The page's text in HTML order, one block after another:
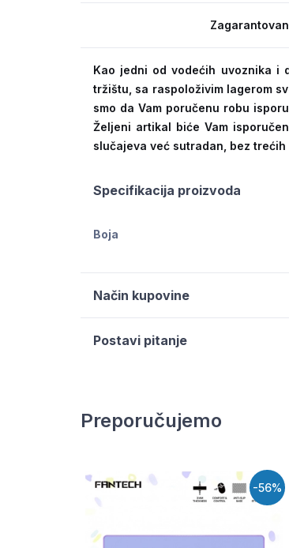
Kao jedni od vodećih uvoznika i
tržištu, sa raspoloživim lagerom
smo da Vam poručenu robu
Željeni artikal biće Vam
slučajeva već sutradan, bez
Specifikacija proizvoda
Boja
Način kupovine
Postavi pitanje
Preporučujemo
-56%